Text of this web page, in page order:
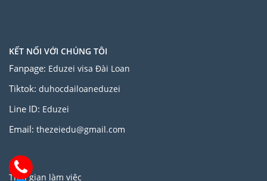
KẾT NỐI VỚI CHÚNG TÔI
Fanpage: Eduzei visa Đài Loan
Tiktok: duhocdailoaneduzei
Line ID: Eduzei
Email: thezeiedu@gmail.com